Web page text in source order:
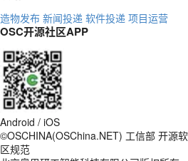
造物发布 新闻投递 软件投递 项目运营
OSC开源社区APP
Android / iOS
©OSCHINA(OSChina.NET) 工信部 开源
区规范